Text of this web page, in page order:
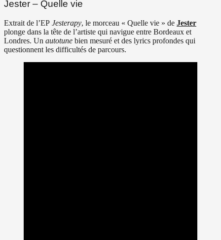
Jester – Quelle vie
Extrait de l’EP Jesterapy, le morceau « Quelle vie » de Jester
plonge dans la tête de l’artiste qui navigue entre Bordeaux et
Londres. Un autotune bien mesuré et des lyrics profondes qui
questionnent les difficultés de parcours.